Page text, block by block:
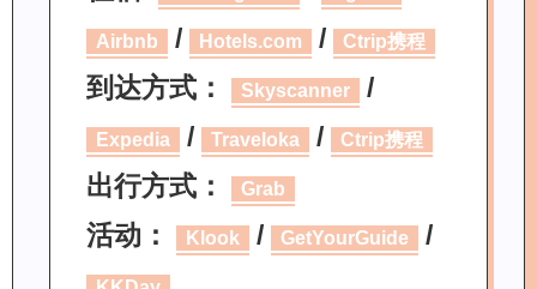
Airbnb / Hotels.com / Ctrip携程
到达方式： Skyscanner /
Expedia / Traveloka / Ctrip携程
出行方式： Grab
活动： Klook / GetYourGuide /